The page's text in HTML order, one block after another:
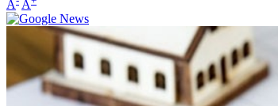
A A